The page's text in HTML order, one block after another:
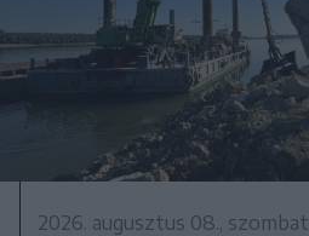
2026. augusztus 08., szombat